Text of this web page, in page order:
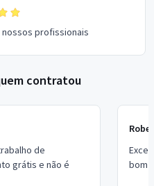
profissionais
contratou
de
grátis e não é
bom